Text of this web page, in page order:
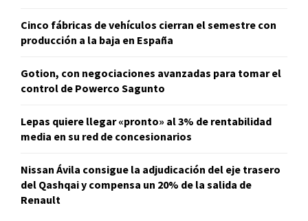
Cinco fábricas de vehículos cierran el semestre con
producción a la baja en España
Gotion, con negociaciones avanzadas para tomar el
control de Powerco Sagunto
Lepas quiere llegar «pronto» al 3% de rentabilidad
media en su red de concesionarios
Nissan Ávila consigue la adjudicación del eje trasero
del Qashqai y compensa un 20% de la salida de
Renault